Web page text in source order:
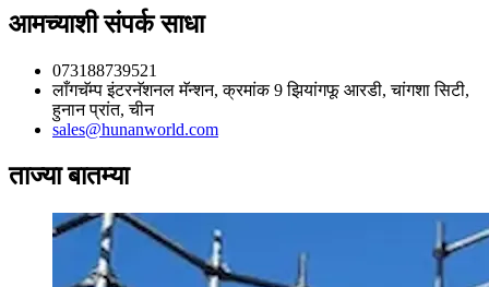
आमच्याशी संपर्क साधा
073188739521
लाँगचॅम्प इंटरनॅशनल मॅन्शन, क्रमांक 9 झियांगफू आरडी, चांगशा सिटी,
हुनान प्रांत, चीन
sales@hunanworld.com
ताज्या बातम्या